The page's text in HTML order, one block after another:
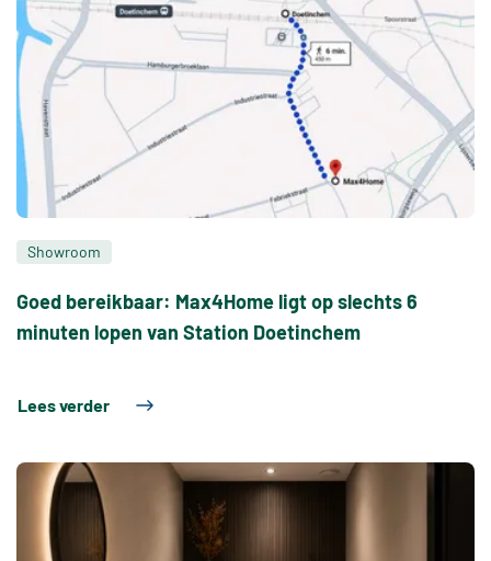
Showroom
Goed bereikbaar: Max4Home ligt op slechts 6
minuten lopen van Station Doetinchem
Lees verder